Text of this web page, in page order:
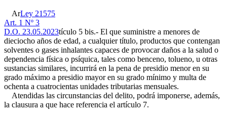
ArLey 21575
Art. 1 Nº 3
D.O. 23.05.2023tículo 5 bis.- El que suministre a menores de
dieciocho años de edad, a cualquier título, productos que contengan
solventes o gases inhalantes capaces de provocar daños a la salud o
dependencia física o psíquica, tales como benceno, tolueno, u otras
sustancias similares, incurrirá en la pena de presidio menor en su
grado máximo a presidio mayor en su grado mínimo y multa de
ochenta a cuatrocientas unidades tributarias mensuales.
Atendidas las circunstancias del delito, podrá imponerse, además,
la clausura a que hace referencia el artículo 7.